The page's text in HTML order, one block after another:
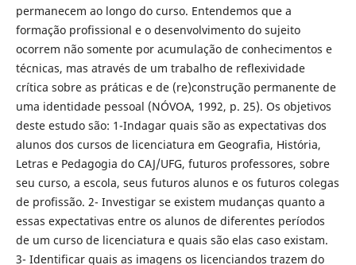
permanecem ao longo do curso. Entendemos que a
formação profissional e o desenvolvimento do sujeito
ocorrem não somente por acumulação de conhecimentos e
técnicas, mas através de um trabalho de reflexividade
crítica sobre as práticas e de (re)construção permanente de
uma identidade pessoal (NÓVOA, 1992, p. 25). Os objetivos
deste estudo são: 1-Indagar quais são as expectativas dos
alunos dos cursos de licenciatura em Geografia, História,
Letras e Pedagogia do CAJ/UFG, futuros professores, sobre
seu curso, a escola, seus futuros alunos e os futuros colegas
de profissão. 2- Investigar se existem mudanças quanto a
essas expectativas entre os alunos de diferentes períodos
de um curso de licenciatura e quais são elas caso existam.
3- Identificar quais as imagens os licenciandos trazem do